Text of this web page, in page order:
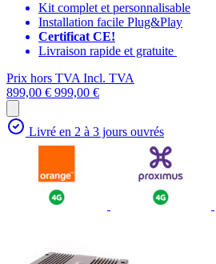
Kit complet et personnalisable
Installation facile Plug&Play
Certificat CE!
Livraison rapide et gratuite
Prix hors TVAIncl. TVA
899,00 € 999,00 €
Livré en 2 à 3 jours ouvrés